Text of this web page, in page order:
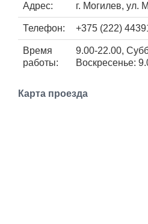
Афиша
Объявления
Адрес: г. Могилев, ул.
Телефон: +375 (222)
Время
работы:
9.00-22.00,
Воскресенье:
Карта проезда